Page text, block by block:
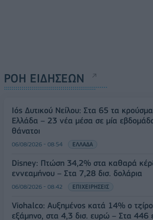
ΡΟΗ ΕΙΔΗΣΕΩΝ
Ιός Δυτικού Νείλου: Στα 65 τα
Ελλάδα – 23 νέα μέσα σε μία
θάνατοι
06/08/2026 - 08:54 ΕΛΛΑΔΑ
Disney: Πτώση 34,2% στα καθαρά
εννεαμήνου – Στα 7,28 δισ. δολάρια
06/08/2026 - 08:42 ΕΠΙΧΕΙΡΗΣΕΙΣ
Viohalco: Αυξημένος κατά 14% ο
εξάμηνο, στα 4,3 δισ. ευρώ – Στα 446